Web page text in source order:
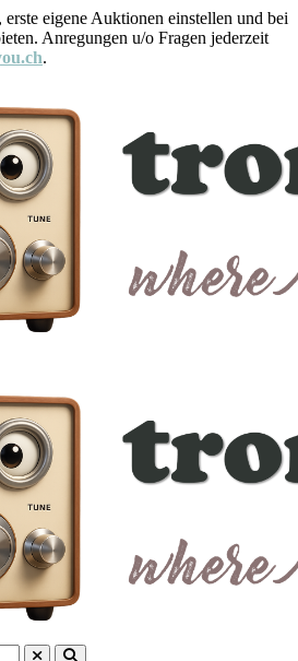
, erste eigene Auktionen einstellen und bei
Anregungen u/o Fragen jederzeit
.